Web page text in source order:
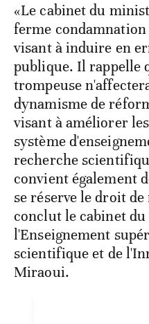
«Le cabinet du
ferme condamnation
visant à induire en
publique. Il rappelle
trompeuse
dynamisme de
visant à améliorer
système
recherche
convient également
se réserve le droit
conclut le cabinet
l'Enseignement
scientifique et de
Miraoui.